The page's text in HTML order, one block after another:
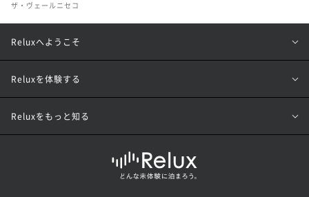
ザ・ヴェールニセコ
Reluxへようこそ
Reluxを体験する
Reluxをもっと知る